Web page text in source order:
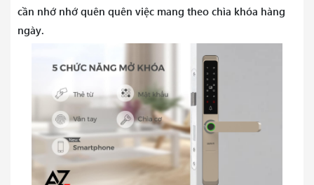
cần nhớ nhớ quên quên việc mang theo chìa khóa hàng
ngày.